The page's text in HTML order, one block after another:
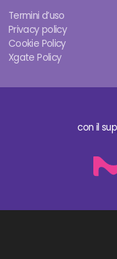
Termini d’uso
Privacy policy
Cookie Policy
Xgate Policy
con il